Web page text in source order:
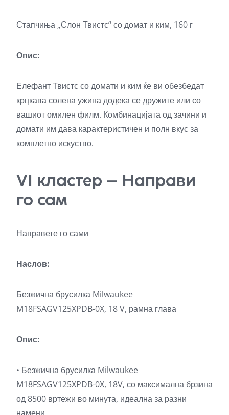
Стапчиња „Слон Твистс“ со домат и ким, 160 г
Опис:
Елефант Твистс со домати и ким ќе ви обезбедат
крцкава солена ужина додека се дружите или со
вашиот омилен филм. Комбинацијата од зачини и
домати им дава карактеристичен и полн вкус за
комплетно искуство.
VI кластер – Направи
го сам
Направете го сами
Наслов:
Безжична брусилка Milwaukee
M18FSAGV125XPDB-0X, 18 V, рамна глава
Опис:
• Безжична брусилка Milwaukee
M18FSAGV125XPDB-0X, 18V, со максимална брзина
од 8500 вртежи во минута, идеална за разни